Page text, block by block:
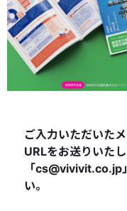
ご入力いただいた
URLをお送りいたし
「cs@vivivit.co.jp
い。